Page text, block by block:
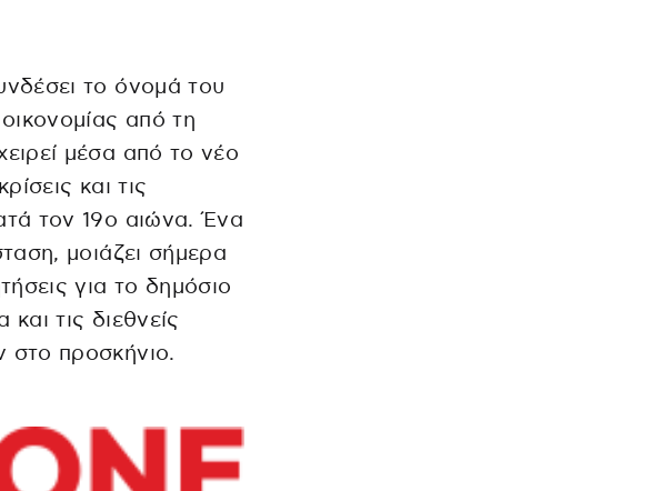
το όνομά του
από τη
μέσα από το νέο
και τις
τον 19ο αιώνα. Ένα
μοιάζει σήμερα
για το δημόσιο
τις διεθνείς
στο προσκήνιο.